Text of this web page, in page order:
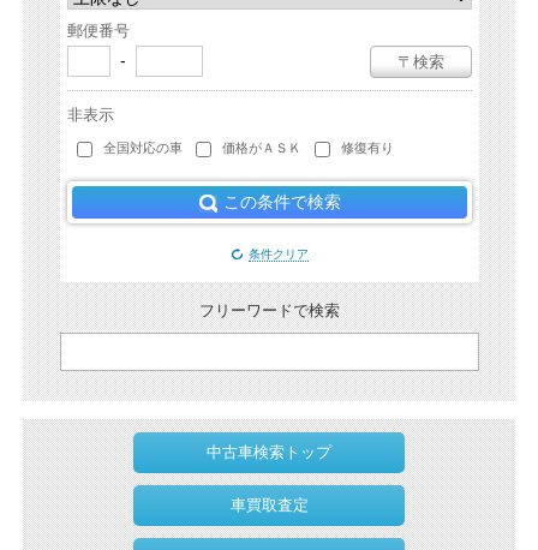
郵便番号
- 〒検索
非表示
全国対応の車 価格がＡＳＫ 修復有り
この条件で検索
条件クリア
フリーワードで検索
中古車検索トップ
車買取査定